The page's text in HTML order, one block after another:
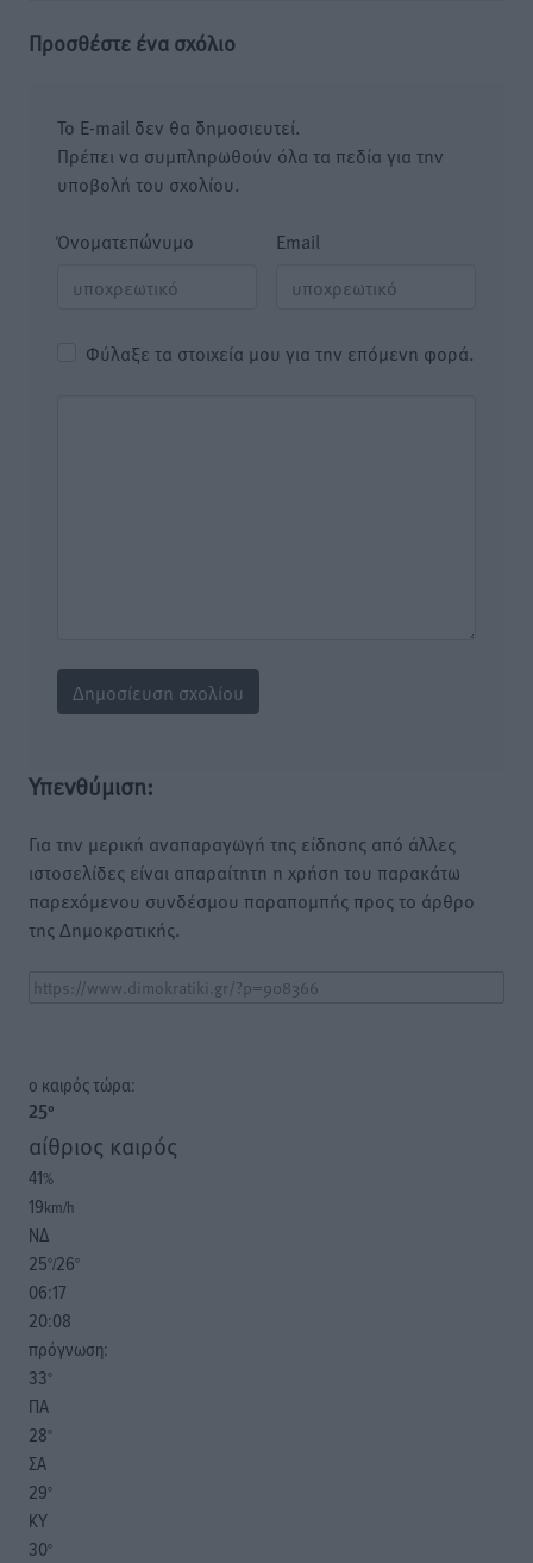
Προσθέστε ένα σχόλιο
Το E-mail δεν θα δημοσιευτεί.
Πρέπει να συμπληρωθούν όλα τα πεδία για την
υποβολή του σχολίου.
Όνοματεπώνυμο Email
Φύλαξε τα στοιχεία μου για την επόμενη φορά.
Υπενθύμιση:
Για την μερική αναπαραγωγή της είδησης από άλλες
ιστοσελίδες είναι απαραίτητη η χρήση του παρακάτω
παρεχόμενου συνδέσμου παραπομπής προς το άρθρο
της Δημοκρατικής.
o καιρός τώρα:
25°
αίθριος καιρός
41%
19km/h
ΝΔ
25°/26°
06:17
20:08
πρόγνωση:
33°
ΠΑ
28°
ΣΑ
29°
ΚΥ
30°